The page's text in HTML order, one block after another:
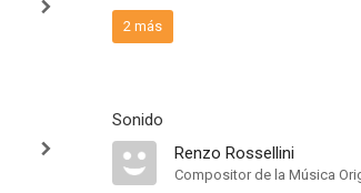
2 más
Sonido
Renzo Rossellini
Compositor de la Música